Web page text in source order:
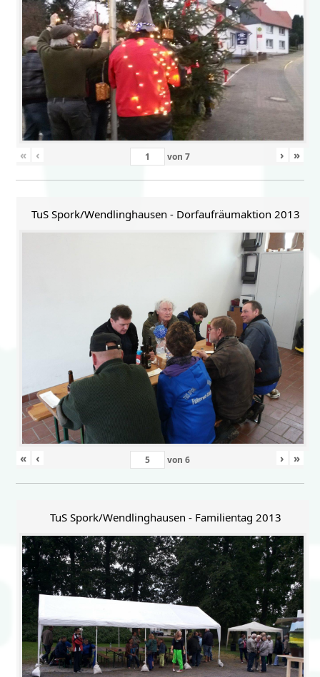
« ‹ von 7 › »
TuS Spork/Wendlinghausen - Dorfaufräumaktion 2013
« ‹ von 6 › »
TuS Spork/Wendlinghausen - Familientag 2013